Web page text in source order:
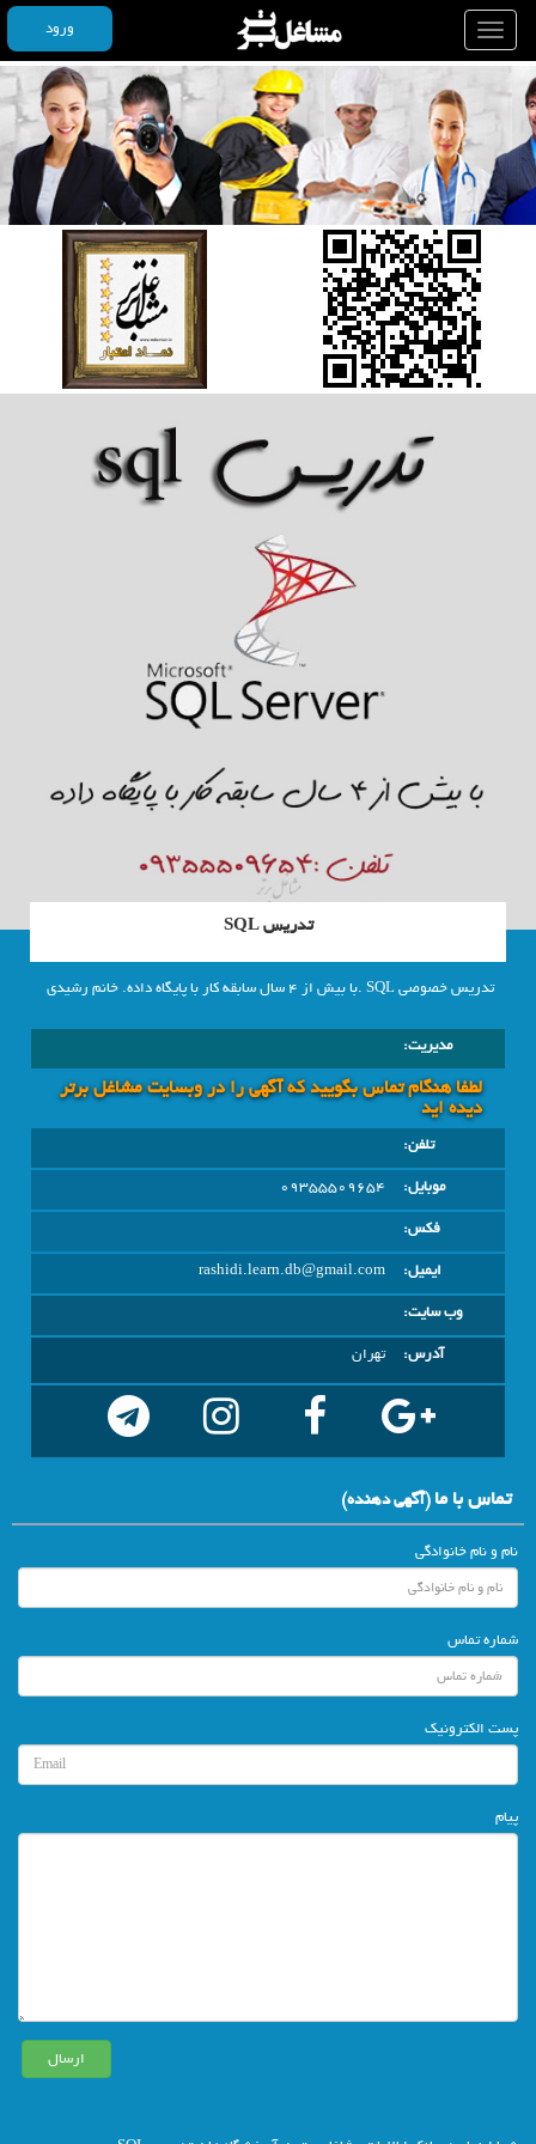
Toggle
navigation
ورود
تدریس SQL
تدریس خصوصی SQL .با بیش از 4 سال سابقه کار با پایگاه داده. خانم رشیدی
مدیریت:
لطفا هنگام تماس بگویید که آگهی را در وبسايت مشاغل برتر
دیده اید
تلفن:
موبایل:
09355509654
فکس:
ایمیل:
rashidi.learn.db@gmail.com
وب سایت:
آدرس:
تهران
تماس با ما(آگهي دهنده)
نام و نام خانوادگی
شماره تماس
پست الکترونیک
پیام